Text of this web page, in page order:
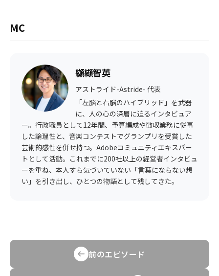
MC
纐纈智英
アストライド-Astride- 代表
「左脳と右脳のハイブリッド」を武器
に、人の心の深層に迫るインタビュア
ー。行政職員として12年間、予算編成や徴収業務に従事
した論理性と、音楽コンテストでグランプリを受賞した
芸術的感性を併せ持つ。Adobeコミュニティエキスパー
トとして活動。これまでに200社以上の経営者インタビュ
ーを重ね、本人すら気づいていない「言葉にならない想
い」を引き出し、ひとつの物語として残してきた。
前のエピソード